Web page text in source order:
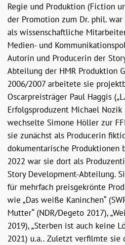
Regie und Produktion (Fiction
der Promotion zum Dr. phil.
als wissenschaftliche
Medien- und
Autorin und Producerin der
Abteilung der HMR Produktion
2006/2007 arbeitete sie
Oscarpreisträger Paul Haggis
Erfolgsproduzent Michael Nozik
wechselte Simone Höller zur
sie zunächst als Producerin
dokumentarische Produktionen
2022 war sie dort als
Story Development-Abteilung.
für mehrfach preisgekrönte
wie „Das weiße Kaninchen“
Mutter“ (NDR/Degeto 2017),
2019), „Sterben ist auch keine
2021) u.a.. Zuletzt verfilmte sie